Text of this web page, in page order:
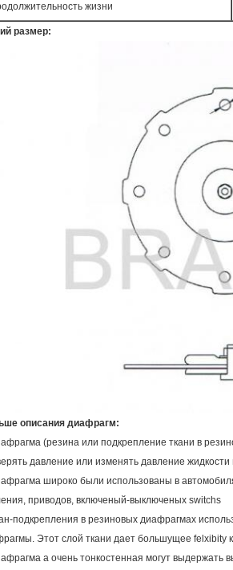
жизни
размер:
описания диафрагм:
(резина или подкрепление ткани в
давление или изменять давление
широко были использованы в
приводов, включеный-выключеных switchs
подкрепления в резиновых диафрагмах
Этот слой ткани дает большущее felxibity
a очень тонкостенная могут выдержать